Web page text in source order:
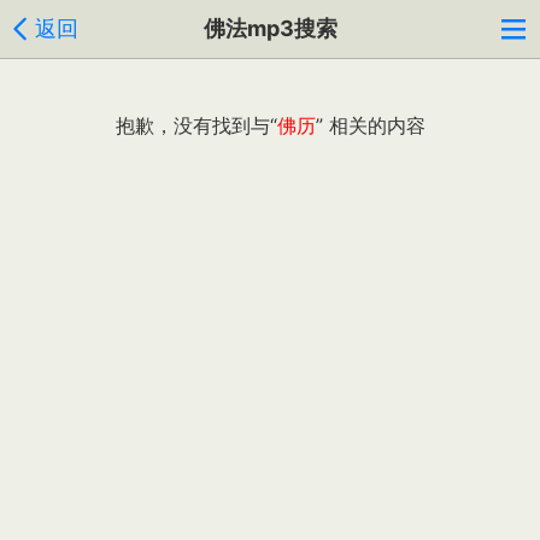
返回 佛法mp3搜索
抱歉，没有找到与“佛历” 相关的内容